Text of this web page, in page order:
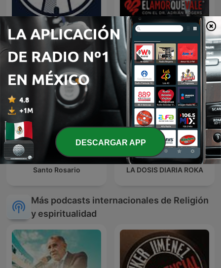
Predicaciones Cristianas
EL AMOR QUE VALE on
Oneplace.com
Santo Rosario LA DOSIS DIARIA ROKA
Más podcasts internacionales de Religión
y espiritualidad
DESCARGAR APP